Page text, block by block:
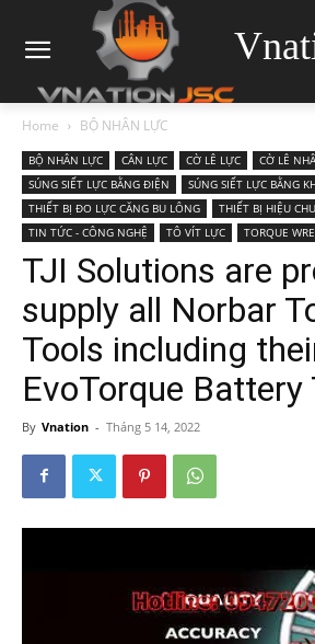
Home BỘ NHÂN LỰC
BỘ NHÂN LỰC CÂN LỰC CỜ LÊ LỰC
CỜ LÊ
SÚNG SIẾT LỰC BẰNG ĐIỆN
SÚNG SIẾT LỰC BẰNG
THIẾT BỊ ĐO LỰC CĂNG BU LÔNG
THIẾT BỊ HIỆU
TIN TỨC - CÔNG NGHỆ
TÔ VÍT LỰC TORQUE
TJI Solutions are
supply all Norbar
Tools including
EvoTorque Battery
By Vnation - Tháng 5 14, 2022